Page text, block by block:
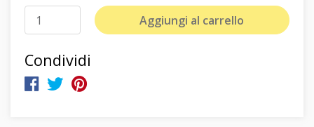
Aggiungi al carrello
Condividi